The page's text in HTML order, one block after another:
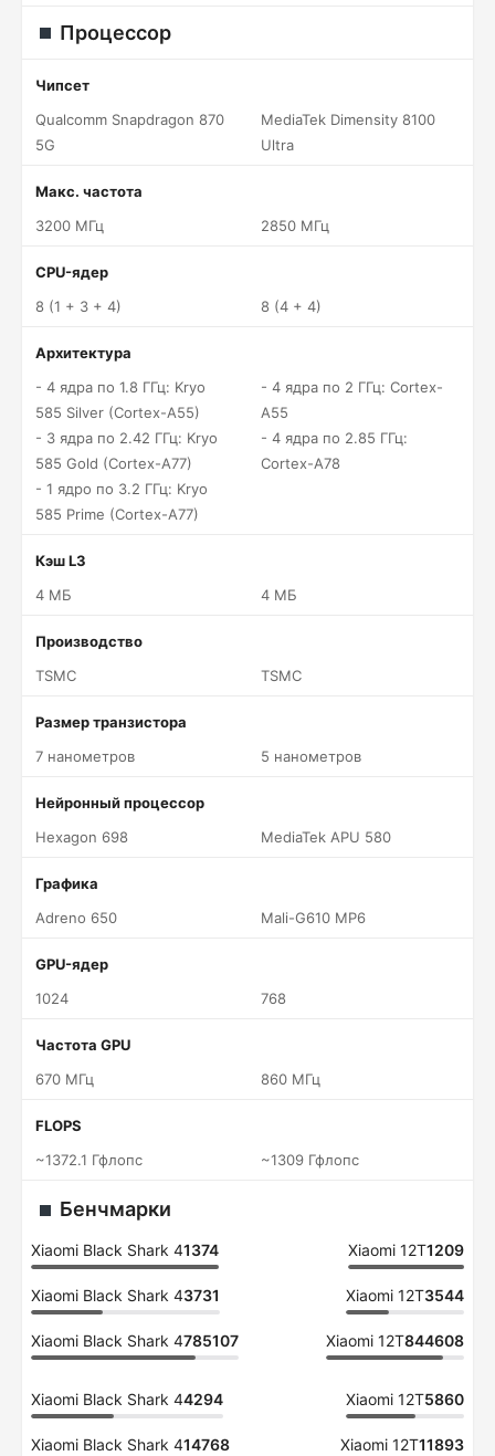
Процессор
Чипсет
Qualcomm Snapdragon 870
5G
MediaTek Dimensity 8100
Ultra
Макс. частота
3200 МГц
2850 МГц
CPU-ядер
8 (1 + 3 + 4)
8 (4 + 4)
Архитектура
- 4 ядра по 1.8 ГГц: Kryo
585 Silver (Cortex-A55)
- 3 ядра по 2.42 ГГц: Kryo
585 Gold (Cortex-A77)
- 1 ядро по 3.2 ГГц: Kryo
585 Prime (Cortex-A77)
- 4 ядра по 2 ГГц: Cortex-
A55
- 4 ядра по 2.85 ГГц:
Cortex-A78
Кэш L3
4 МБ
4 МБ
Производство
TSMC
TSMC
Размер транзистора
7 нанометров
5 нанометров
Нейронный процессор
Hexagon 698
MediaTek APU 580
Графика
Adreno 650
Mali-G610 MP6
GPU-ядер
1024
768
Частота GPU
670 МГц
860 МГц
FLOPS
~1372.1 Гфлопс
~1309 Гфлопс
Бенчмарки
Xiaomi Black Shark 41374 Xiaomi 12T1209
Xiaomi Black Shark 43731 Xiaomi 12T3544
Xiaomi Black Shark 4785107 Xiaomi 12T844608
Xiaomi Black Shark 44294 Xiaomi 12T5860
Xiaomi Black Shark 414768 Xiaomi 12T11893